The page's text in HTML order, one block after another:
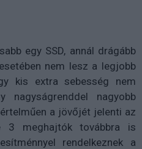
egy SSD, annál drágább
nem lesz a legjobb
kis extra sebesség nem
nagyobb
a jövőjét jelenti az
3 meghajtók továbbra is
rendelkeznek a